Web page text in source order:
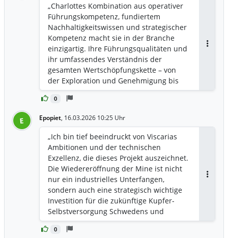
0
„Charlottes Kombination aus operativer
Führungskompetenz, fundiertem
Nachhaltigkeitswissen und strategischer
Kompetenz macht sie in der Branche
einzigartig. Ihre Führungsqualitäten und
ihr umfassendes Verständnis der
gesamten Wertschöpfungskette – von
der Exploration und Genehmigung bis
hin zur Produktion und dem
Wassermanagement – ​​sind genau das,
freuen uns sehr, sie im Team begrüßen
zu dürfen“, sagte Jörgen Olsson, CEO von
Viscaria.
E Epopiet, 16.03.2026 10:25 Uhr
0
„Ich bin tief beeindruckt von Viscarias
Ambitionen und der technischen
Exzellenz, die dieses Projekt auszeichnet.
Die Wiedereröffnung der Mine ist nicht
nur ein industrielles Unterfangen,
sondern auch eine strategisch wichtige
Investition für die zukünftige Kupfer-
Selbstversorgung Schwedens und
Europas. Ich freue mich sehr darauf,
meine Erfahrung in den Bereichen